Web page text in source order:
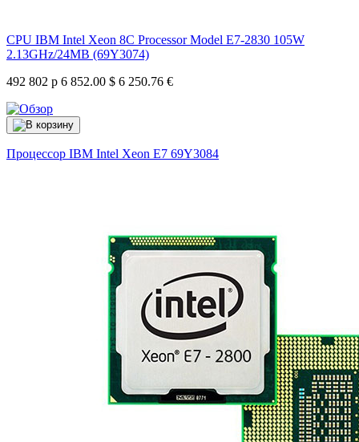
CPU IBM Intel Xeon 8C Processor Model E7-2830 105W
2.13GHz/24MB (69Y3074)
492 802 р 6 852.00 $ 6 250.76 €
Процессор IBM Intel Xeon E7 69Y3084